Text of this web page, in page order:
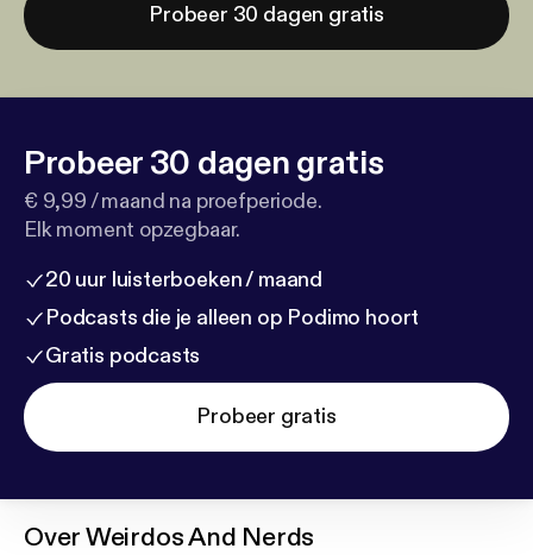
Probeer 30 dagen gratis
Probeer 30 dagen gratis
€ 9,99 / maand na proefperiode.
Elk moment opzegbaar.
20 uur luisterboeken / maand
Podcasts die je alleen op Podimo hoort
Gratis podcasts
Probeer gratis
OverWeirdos And Nerds